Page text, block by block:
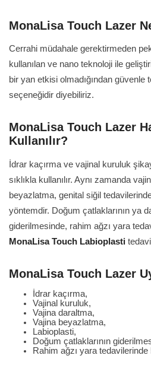
MonaLisa Touch Lazer
Cerrahi müdahale gerektirmeden
kullanılan ve nano teknoloji ile
bir yan etkisi olmadığından güvenle
seçeneğidir diyebiliriz.
MonaLisa Touch Lazer
Kullanılır?
İdrar kaçırma ve vajinal kuruluk
sıklıkla kullanılır. Aynı zamanda
beyazlatma, genital siğil
yöntemdir. Doğum çatlaklarının ya
giderilmesinde, rahim ağzı yara
MonaLisa Touch Labioplasti
MonaLisa Touch Lazer
İdrar kaçırma,
Vajinal kuruluk,
Vajina daraltma,
Vajina beyazlatma,
Labioplasti,
Doğum çatlaklarının
Rahim ağzı yara tedavilerinde